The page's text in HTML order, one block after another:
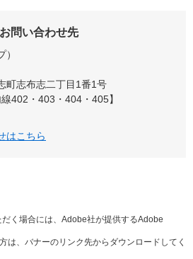
問い合わせ先
町志布志二丁目1番1号
402・403・404・405】
はこちら
く場合には、Adobe社が提供するAdobe
は、バナーのリンク先からダウンロードしてく